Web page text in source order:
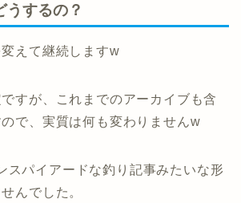
うするの？
えて継続しますw
すが、これまでのアーカイブも含
で、実質は何も変わりませんw
スパイアードな釣り記事みたいな形
んでした。